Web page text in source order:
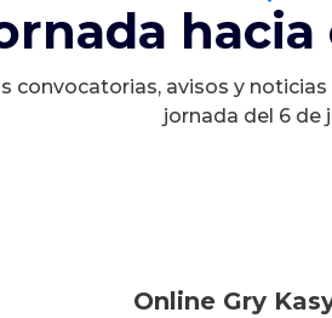
convocatorias, avisos y
jornada del 6 de
Online Gry
Online Gry